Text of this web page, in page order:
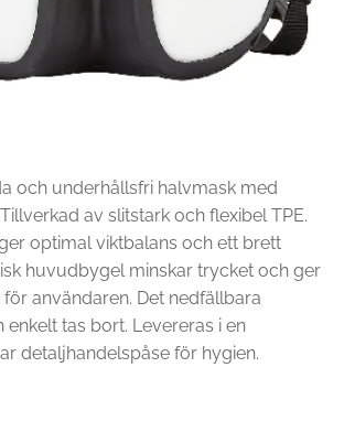
och underhållsfri halvmask med
av slitstark och flexibel TPE.
optimal viktbalans och ett brett
huvudbygel minskar trycket och ger
användaren. Det nedfällbara
tas bort. Levereras i en
detaljhandelspåse för hygien.